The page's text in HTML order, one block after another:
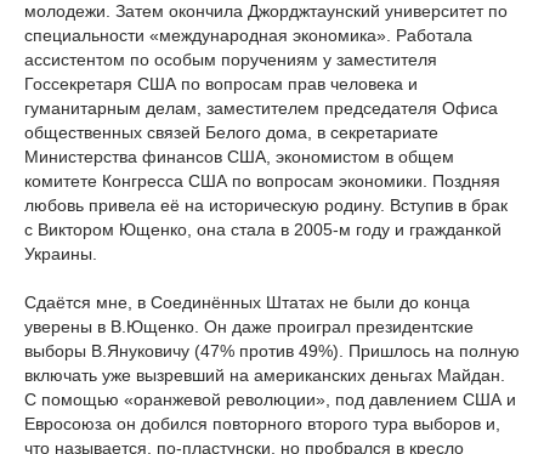
молодежи. Затем окончила Джорджтаунский университет по
специальности «международная экономика». Работала
ассистентом по особым поручениям у заместителя
Госсекретаря США по вопросам прав человека и
гуманитарным делам, заместителем председателя Офиса
общественных связей Белого дома, в секретариате
Министерства финансов США, экономистом в общем
комитете Конгресса США по вопросам экономики. Поздняя
любовь привела её на историческую родину. Вступив в брак
с Виктором Ющенко, она стала в 2005-м году и гражданкой
Украины.
Сдаётся мне, в Соединённых Штатах не были до конца
уверены в В.Ющенко. Он даже проиграл президентские
выборы В.Януковичу (47% против 49%). Пришлось на полную
включать уже вызревший на американских деньгах Майдан.
С помощью «оранжевой революции», под давлением США и
Евросоюза он добился повторного второго тура выборов и,
что называется, по-пластунски, но пробрался в кресло